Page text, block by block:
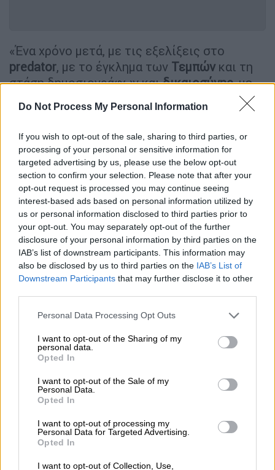
Do Not Process My Personal Information
If you wish to opt-out of the sale, sharing to third parties, or
processing of your personal or sensitive information for
targeted advertising by us, please use the below opt-out
section to confirm your selection. Please note that after your
opt-out request is processed you may continue seeing
interest-based ads based on personal information utilized by
us or personal information disclosed to third parties prior to
your opt-out. You may separately opt-out of the further
disclosure of your personal information by third parties on the
IAB’s list of downstream participants. This information may
also be disclosed by us to third parties on the IAB’s List of
Downstream Participants that may further disclose it to other
Please note that this website/app uses one or more Google
not limited to your visit or usage behaviour. You may click to
grant or deny consent to Google and its third-party tags to
use your data for below specified purposes in below Google
consent section.
Personal Data Processing Opt Outs
I want to opt-out of the Sharing of my
personal data.
Opted In
I want to opt-out of the Sale of my
Personal Data.
Opted In
I want to opt-out of processing my
Personal Data for Targeted Advertising.
Opted In
I want to opt-out of Collection, Use,
«Ένα χρόνο μετά, με τις εξελίξεις στο
predator, με το έγκλημα των Τεμπών και τη
στάση δημοσιογράφων καιδικαιοσύνης, με
Ευρωκοινοβούλιογια το κράτος Δικαίου, με
τους
πλειστηριασμούς στα λαϊκά σπίτια και
τιςδιαγραφές των δανείων εφοπλιστών, με
τιςαπευθείας αναθέσεις για τα κτίρια της
ΑΑΔΕ από τον Πιτσιλή που μεσολάβησαν…..
ΑΡΑΓΕ ΠΟΙΟΣ ΕΙΧΕ ΔΙΚΙΟ ΤΕΛΙΚΑ;;;;», γράφει
-μεταξύ άλλων- ο κ. Πολάκης, εκτοξεύοντας
έμμεσα«πυρά» στον πρώην πρωθυπουργό και
πρώην πρόεδροτης αξιωματικής
αντιπολίτευσης.
Η νέα ανάρτηση Πολάκη
«Μου τα θύμισε το FB …ΣΑΝ ΣΗΜΕΡΑ ΤΟ
Με αιτία και αφορμή την ανάρτηση που
αυτό που φαίνεται στη δεύτερη ….
predator,με το έγκλημα των Τεμπών και τη
στάση δημοσιογράφων και δικαιοσύνης ,με